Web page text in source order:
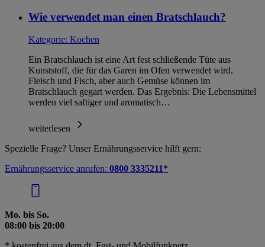
Wie verwendet man einen Bratschlauch?
Kategorie: Kochen
Ein Bratschlauch ist eine Art fest schließende Tüte aus
Kunststoff, die für das Garen im Ofen verwendet wird.
Fleisch und Fisch, aber auch Gemüse können im
Bratschlauch gegart werden. Das Ergebnis: Die Lebensmittel
werden viel saftiger und aromatisch…
weiterlesen
Spezielle Frage? Unser Ernährungsservice hilft gern:
Ernährungsservice anrufen: 0800 3335211*
Mo. bis So.
08:00 bis 20:00